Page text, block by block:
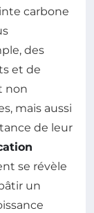
carbone
des
et de
non
mais aussi
de leur
se révèle
un